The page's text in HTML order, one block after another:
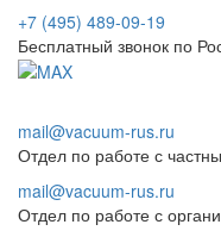
+7 (495) 489-09-19
Бесплатный звонок по
mail@vacuum-rus.ru
Отдел по работе с
mail@vacuum-rus.ru
Отдел по работе с